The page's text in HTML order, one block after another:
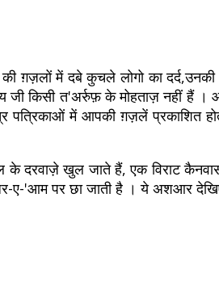
की ग़ज़लों में दबे कुचले लोगो का
जी किसी त'अर्रुफ़ के मोहताज़
में आपकी ग़ज़लें प्रकाशित
के दरवाज़े खुल जाते हैं, एक
ए-'आम पर छा जाती है । ये अशआर